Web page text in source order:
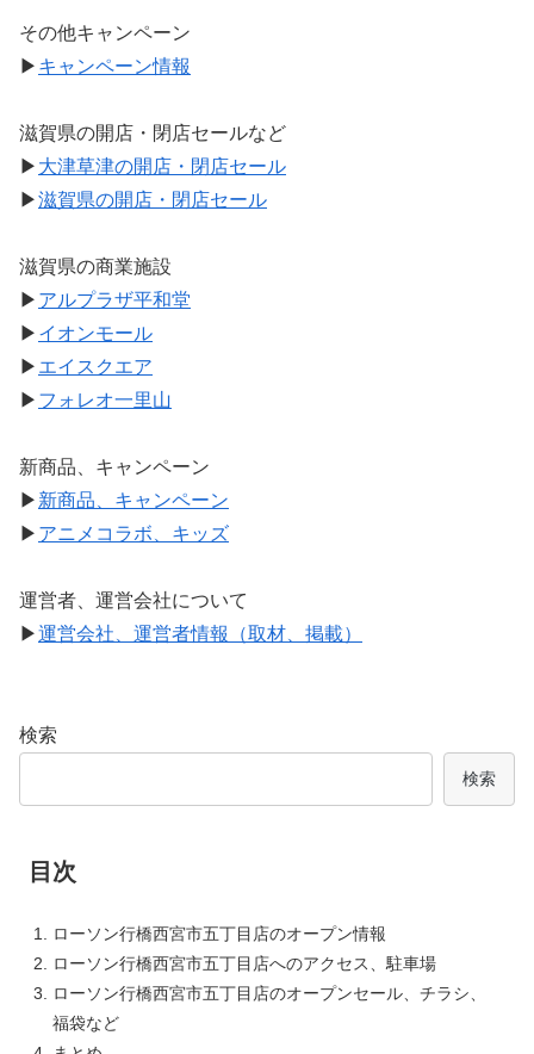
その他キャンペーン
▶ キャンペーン情報
滋賀県の開店・閉店セールなど
▶ 大津草津の開店・閉店セール
▶滋賀県の開店・閉店セール
滋賀県の商業施設
▶ アルプラザ平和堂
▶ イオンモール
▶ エイスクエア
▶ フォレオ一里山
新商品、キャンペーン
▶ 新商品、キャンペーン
▶ アニメコラボ、キッズ
運営者、運営会社について
▶運営会社、運営者情報（取材、掲載）
検索
検索
目次
ローソン行橋西宮市五丁目店のオープン情報
ローソン行橋西宮市五丁目店へのアクセス、駐車場
ローソン行橋西宮市五丁目店のオープンセール、チラシ、
福袋など